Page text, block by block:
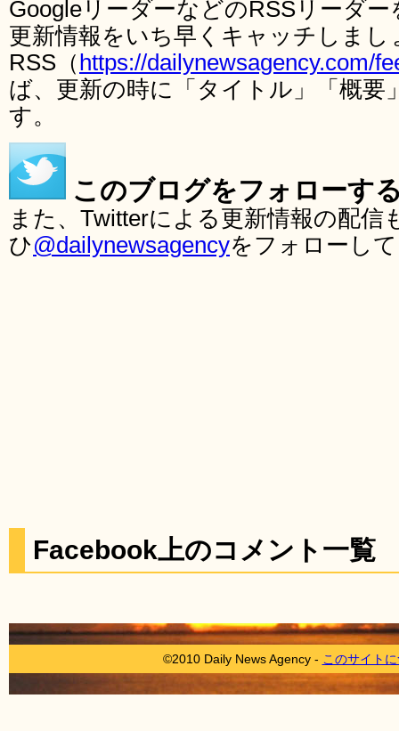
GoogleリーダーなどのRSSリーダ
更新情報をいち早くキャッチしま
RSS（ https://dailynewsagency.com/
ば、更新の時に「タイトル」「概要
す。
このブログをフォローす
また、Twitterによる更新情報の配
ひ@dailynewsagencyをフォローし
Facebook上のコメント一覧
©2010 Daily News Agency - このサイト